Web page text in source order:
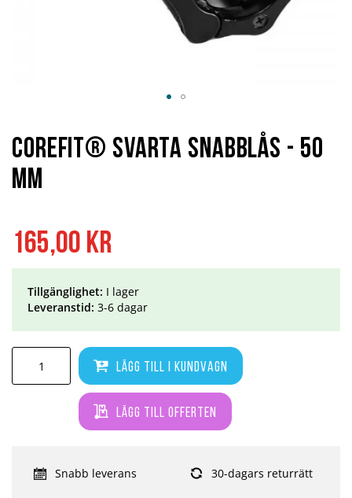
165,00 kr
Lägg till i kundvagn
Lägg till offerten
Tillgänglighet: I lager
Leveranstid: 3-6 dagar
Snabb leverans 30-dagars returrätt
Corefit® Svarta Snabblås - 50
mm
början
av
bildgalleriet